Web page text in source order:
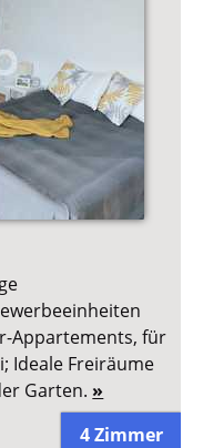
Appartements, für
Ideale Freiräume
Garten. »
4 Zimmer